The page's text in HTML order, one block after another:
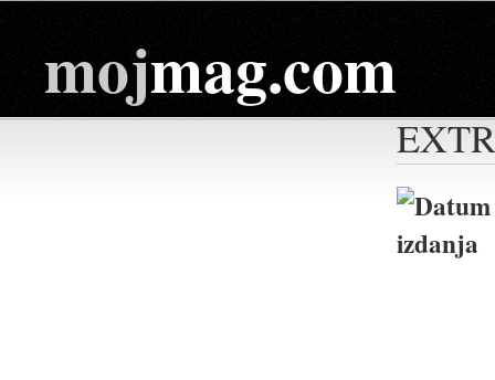
mojmag.com